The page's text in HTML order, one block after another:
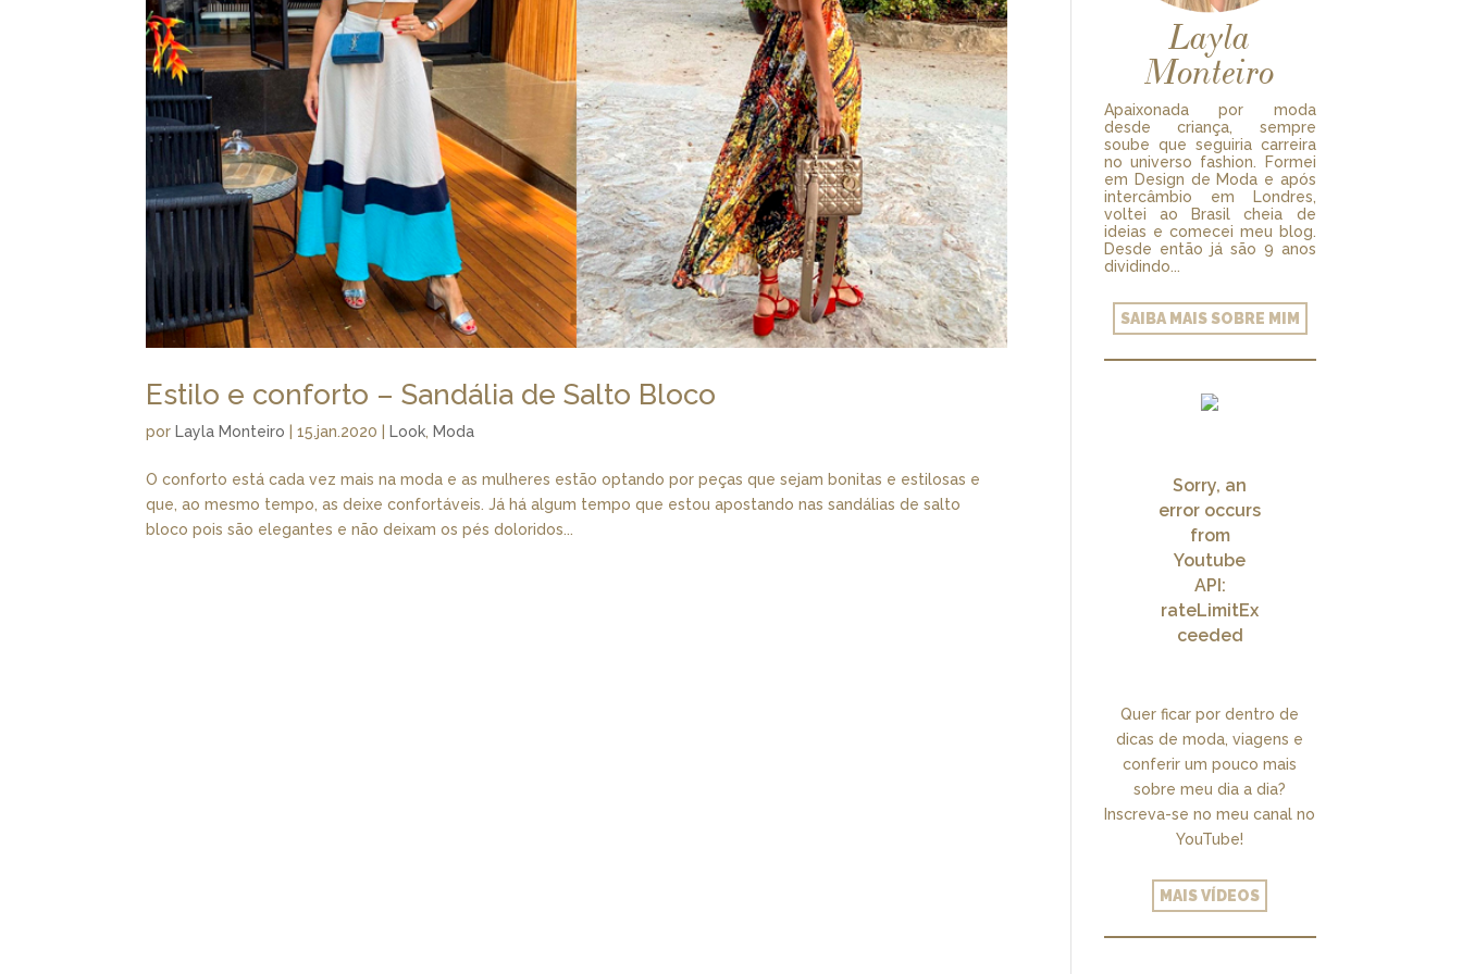
Estilo e conforto – Sandália de Salto Bloco
porLayla Monteiro |15.jan.2020 |Look,Moda
O conforto está cada vez mais na moda e as mulheres estão optando por peças que sejam bonitas e estilosas e
que, ao mesmo tempo, as deixe confortáveis. Já há algum tempo que estou apostando nas sandálias de salto
bloco pois são elegantes e não deixam os pés doloridos...
Layla
Monteiro
Apaixonada por moda
desde criança, sempre
soube que seguiria carreira
no universo fashion. Formei
em Design de Moda e após
intercâmbio em Londres,
voltei ao Brasil cheia de
ideias e comecei meu blog.
Desde então já são 9 anos
dividindo...
SAIBA MAIS SOBRE MIM
Sorry, an
error occurs
from
Youtube
API:
rateLimitEx
ceeded
Quer ficar por dentro de
dicas de moda, viagens e
conferir um pouco mais
sobre meu dia a dia?
Inscreva-se no meu canal no
YouTube!
MAIS VÍDEOS